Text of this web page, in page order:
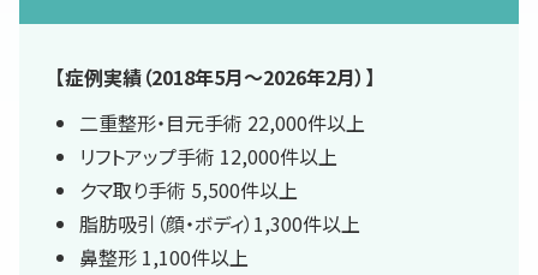
【症例実績（2018年5月〜2026年2月）】
二重整形・目元手術 22,000件以上
リフトアップ手術 12,000件以上
クマ取り手術 5,500件以上
脂肪吸引（顔・ボディ）1,300件以上
鼻整形 1,100件以上